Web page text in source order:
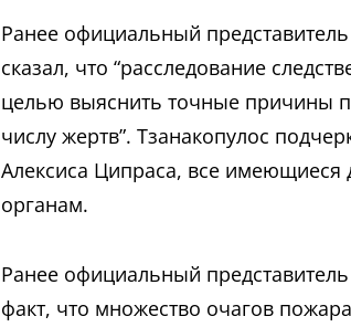
Ранее официальный
сказал, что “расследование
целью выяснить точные причины
числу жертв”. Тзанакопулос
Алексиса Ципраса, все
органам.
Ранее официальный
факт, что множество очагов